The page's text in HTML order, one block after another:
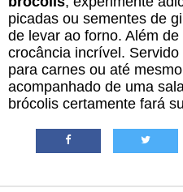
picadas ou sementes de
de levar ao forno. Além
crocância incrível.
para carnes ou até
acompanhado de uma
brócolis certamente fará